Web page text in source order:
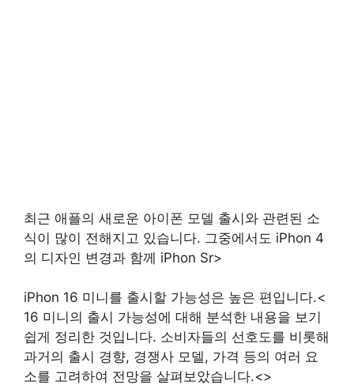
최근 애플의 새로운 아이폰 모델 출시와 관련된 소
식이 많이 전해지고 있습니다. 그중에서도 iPhon 4
의 디자인 변경과 함께 iPhon Sr>
iPhon 16 미니를 출시할 가능성은 높은 편입니다.<
16 미니의 출시 가능성에 대해 분석한 내용을 보기
쉽게 정리한 것입니다. 소비자들의 선호도를 비롯해
과거의 출시 경향, 경쟁사 모델, 가격 등의 여러 요
소를 고려하여 전망을 살펴보았습니다.<>